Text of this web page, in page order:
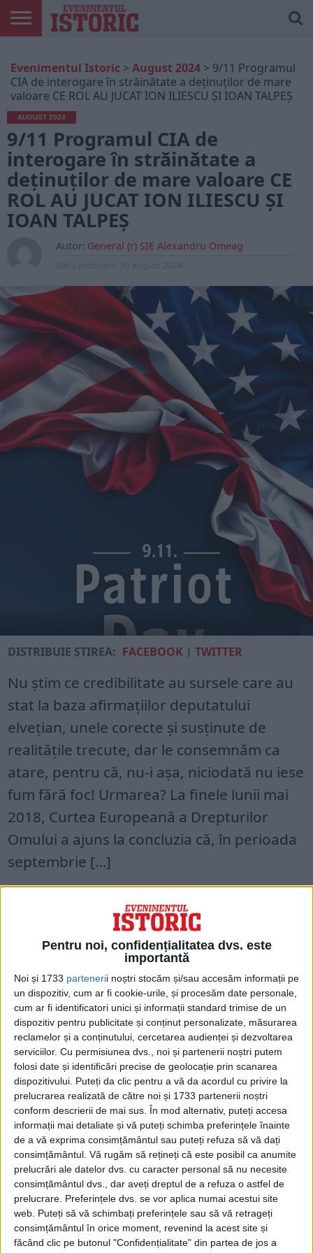
Pentru noi, confidențialitatea dvs. este
importantă
Noi și 1733 partenerii noștri stocăm și/sau accesăm informații pe
un dispozitiv, cum ar fi cookie-urile, și procesăm date personale,
cum ar fi identificatori unici și informații standard trimise de un
dispozitiv pentru publicitate și conținut personalizate, măsurarea
reclamelor și a conținutului, cercetarea audienței și dezvoltarea
serviciilor. Cu permisiunea dvs., noi și partenerii noștri putem
folosi date și identificări precise de geolocație prin scanarea
dispozitivului. Puteți da clic pentru a vă da acordul cu privire la
prelucrarea realizată de către noi și 1733 partenerii noștri
conform descrierii de mai sus. În mod alternativ, puteți accesa
informații mai detaliate și vă puteți schimba preferințele înainte
de a vă exprima consimțământul sau puteți refuza să vă dați
consimțământul. Vă rugăm să rețineți că este posibil ca anumite
prelucrări ale datelor dvs. cu caracter personal să nu necesite
consimțământul dvs., dar aveți dreptul de a refuza o astfel de
prelucrare. Preferințele dvs. se vor aplica numai acestui site
web. Puteți să vă schimbați preferințele sau să vă retrageți
consimțământul în orice moment, revenind la acest site și
făcând clic pe butonul "Confidențialitate" din partea de jos a
ONLINE
EDIȚII
TIPĂRITE
ISTORIC
PLAY
CONTUL
MEU
Evenimentul Istoric > August 2024 > 9/11 Programul
CIA de interogare în străinătate a deţinuţilor de mare
valoare CE ROL AU JUCAT ION ILIESCU ȘI IOAN TALPEȘ
AUGUST 2024
9/11 Programul CIA de
interogare în străinătate a
deţinuţilor de mare valoare CE
ROL AU JUCAT ION ILIESCU ȘI
IOAN TALPEȘ
Autor: General (r) SIE Alexandru Omeag
DISTRIBUIE ȘTIREA: FACEBOOK |TWITTER
Nu ştim ce credibilitate au sur­sele care au
stat la baza afirmaţii­lor deputatului
elveţian, unele corec­te şi susţinute de
realităţile trecu­te, dar le consemnăm ca
atare, pentru că, nu-i aşa, niciodată nu iese
fum fără foc! Urmarea? La finele lunii mai
2018, Curtea Europeană a Drepturi­lor
Omului a ajuns la concluzia că, în perioada
septembrie […]
Acces restricționat. Dacă doriți să citiți
acest articol, mergeți pe
edituradecarte.roși achiziționați ediția
August 2024
Pagini:1234567 8910
Din ultima ediție ...
Regina României
Carol al II-lea și acțiunile sale care au ruinat
România Mare
Afaceri oneroase care au marcat România
modernă: Strousberg și Hallier
ETICHETE:
PUBLICAT IN CATEGORIILE: AUGUST 2024
DISTRIBUIE ȘTIREA: FACEBOOK|TWITTER
DACĂ VA PLAC MATERIALELE PUBLICATE, VA INVITĂM SĂ NE URMĂRIȚI